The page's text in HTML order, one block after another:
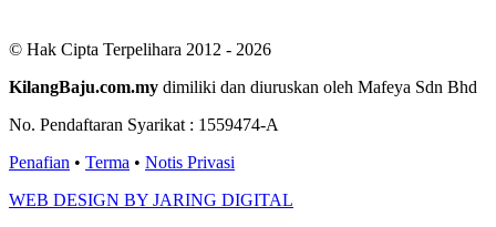
© Hak Cipta Terpelihara 2012 - 2026
KilangBaju.com.my dimiliki dan diuruskan oleh Mafeya Sdn Bhd
No. Pendaftaran Syarikat : 1559474-A
Penafian • Terma • Notis Privasi
WEB DESIGN BY JARING DIGITAL